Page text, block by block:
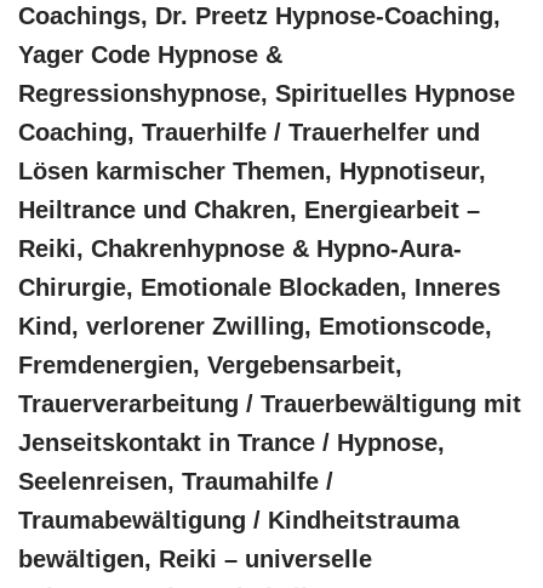
Coachings, Dr. Preetz Hypnose-Coaching,
Yager Code Hypnose &
Regressionshypnose, Spirituelles Hypnose
Coaching, Trauerhilfe / Trauerhelfer und
Lösen karmischer Themen, Hypnotiseur,
Heiltrance und Chakren, Energiearbeit –
Reiki, Chakrenhypnose & Hypno-Aura-
Chirurgie, Emotionale Blockaden, Inneres
Kind, verlorener Zwilling, Emotionscode,
Fremdenergien, Vergebensarbeit,
Trauerverarbeitung / Trauerbewältigung mit
Jenseitskontakt in Trance / Hypnose,
Seelenreisen, Traumahilfe /
Traumabewältigung / Kindheitstrauma
bewältigen, Reiki – universelle